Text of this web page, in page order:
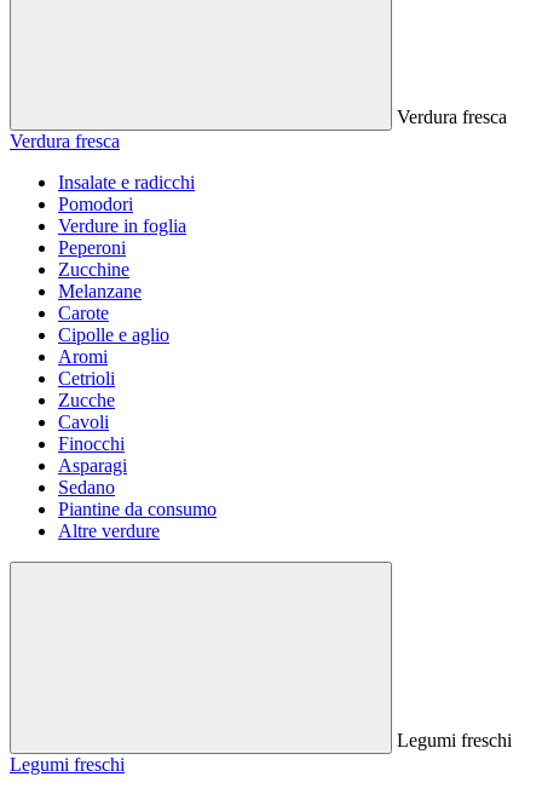
Verdura fresca
Verdura fresca
Insalate e radicchi
Pomodori
Verdure in foglia
Peperoni
Zucchine
Melanzane
Carote
Cipolle e aglio
Aromi
Cetrioli
Zucche
Cavoli
Finocchi
Asparagi
Sedano
Piantine da consumo
Altre verdure
Legumi freschi
Legumi freschi